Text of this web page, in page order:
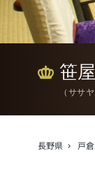
笹
（ ササ
長野県 戸